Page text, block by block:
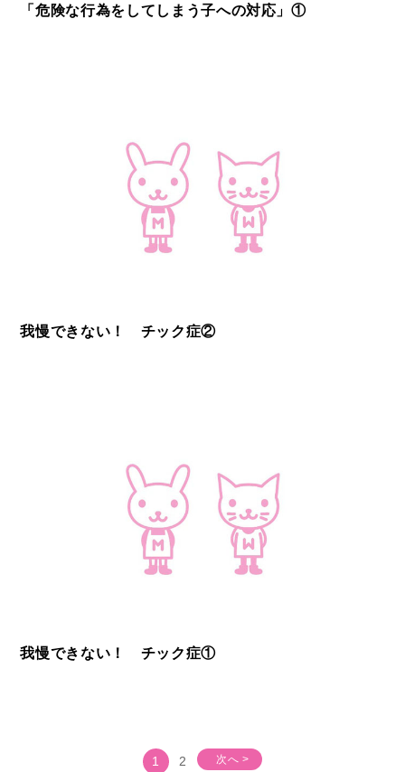
「危険な行為をしてしまう子への対応」①
我慢できない！ チック症②
我慢できない！ チック症①
1 2 次へ >